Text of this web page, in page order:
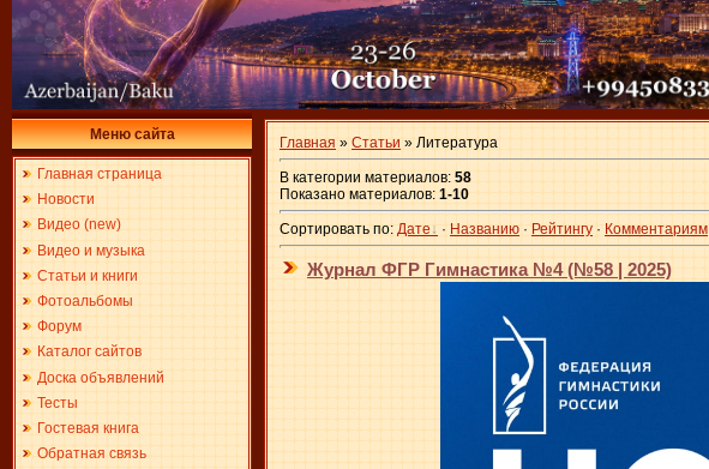
Меню сайта
Главная страница
Новости
Видео (new)
Видео и музыка
Статьи и книги
Фотоальбомы
Форум
Каталог сайтов
Доска объявлений
Тесты
Гостевая книга
Обратная связь
Главная » Статьи » Литература
В категории материалов: 58
Показано материалов: 1-10
Сортировать по: Дате · Названию · Рейтингу · Комментариям
Журнал ФГР Гимнастика №4 (№58 | 2025)